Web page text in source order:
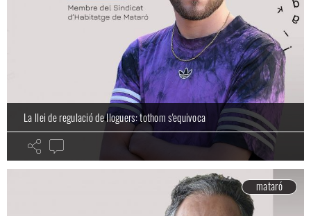
La llei de regulació de lloguers: tothom s'equivoca
mataró